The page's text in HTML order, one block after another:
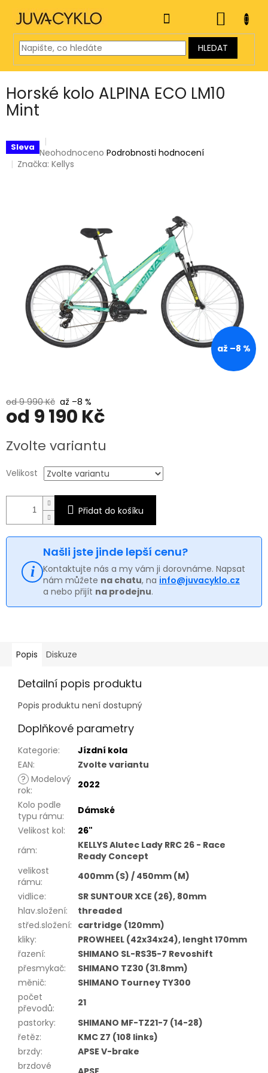
obsah
HLEDAT
KOŠÍK
Horské kolo ALPINA ECO LM10
Mint
Sleva Průměrné
hodnocení
hvězdiček.
Neohodnoceno Podrobnosti hodnocení
Značka:Kellys
až –8 %
od 9 990 Kč až –8 %
od 9 190 Kč
cena:
Zvolte variantu
Velikost
Přidat do košíku
Našli jste jinde lepší cenu?
Kontaktujte nás a my vám ji dorovnáme. Napsat
nám můžete na chatu, na info@juvacyklo.cz
a nebo přijít na prodejnu.
Popis Diskuze
Detailní popis produktu
Popis produktu není dostupný
Doplňkové parametry
Kategorie:
Jízdní kola
EAN:
Zvolte variantu
? Modelový
rok:
2022
Kolo podle
typu rámu:
Dámské
Velikost kol:
26"
rám:
KELLYS Alutec Lady RRC 26 - Race
Ready Concept
velikost
rámu:
400mm (S) / 450mm (M)
vidlice:
SR SUNTOUR XCE (26), 80mm
hlav.složení:
threaded
střed.složení: cartridge (120mm)
kliky:
PROWHEEL (42x34x24), lenght 170mm
řazení:
SHIMANO SL-RS35-7 Revoshift
přesmykač:
SHIMANO TZ30 (31.8mm)
měnič:
SHIMANO Tourney TY300
počet
převodů:
21
pastorky:
SHIMANO MF-TZ21-7 (14-28)
řetěz:
KMC Z7 (108 links)
brzdy:
APSE V-brake
brzdové